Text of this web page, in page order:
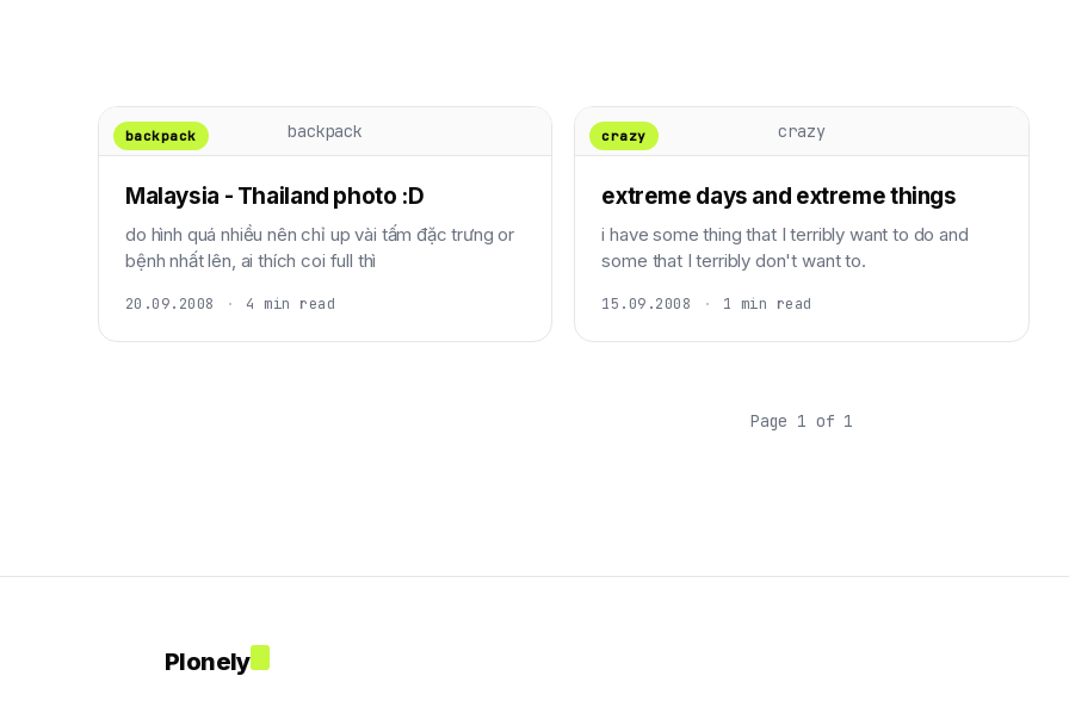
backpack
backpack
Malaysia - Thailand photo :D
do hình quá nhiều nên chỉ up vài tấm đặc trưng or
bệnh nhất lên, ai thích coi full thì
20.09.2008 · 4 min read
crazy
crazy
extreme days and extreme things
i have some thing that I terribly want to do and
some that I terribly don't want to.
15.09.2008 · 1 min read
Page 1 of 1
Plonely